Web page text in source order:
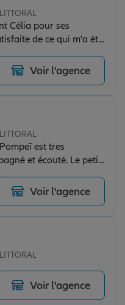
Célia pour ses
de ce qui m'a été
Voir l'agence
est tres
et écouté. Le petit
lumineux et
Voir l'agence
Voir l'agence